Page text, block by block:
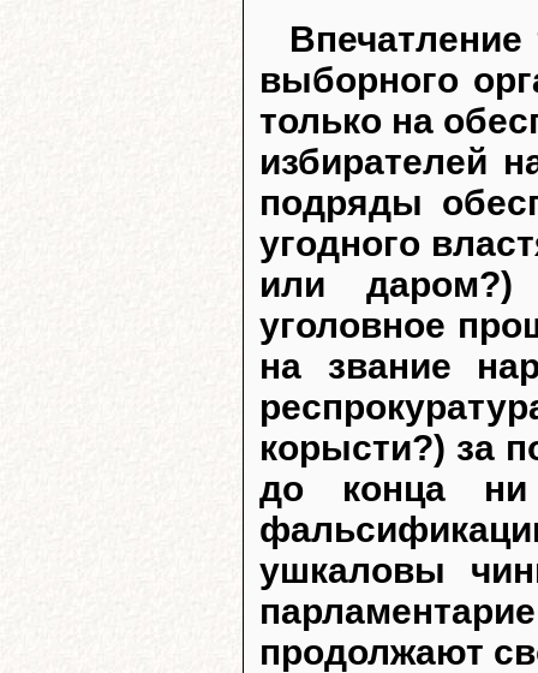
Впечатление
выборного
только на
избирателей
подряды
угодного
или
уголовное
на звание
корысти?) за
до конца ни
ушкаловы
продолжают